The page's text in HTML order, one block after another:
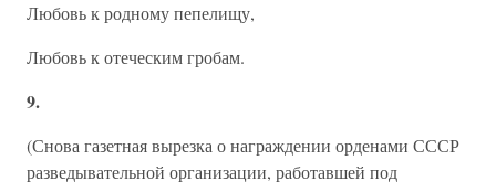
Любовь к родному пепелищу,
Любовь к отеческим гробам.
9.
(Снова газетная вырезка о награждении орденами СССР
разведывательной организации, работавшей под